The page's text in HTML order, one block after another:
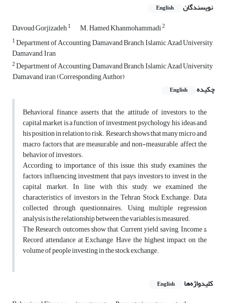
نویسندگان English
Davoud Gorjizadeh1 M. Hamed Khanmohammadi2
1Department of Accounting, Damavand Branch, Islamic Azad University,
Damavand, Iran
2Department of Accounting, Damavand Branch, Islamic Azad University
,Damavand, iran (Corresponding Author)
چکیده
English
Behavioral finance asserts that the attitude of investors to the
capital market is a function of investment psychology, his ideas and
his position in relation to risk. Research shows that many micro and
macro factors that are measurable and non-measurable, affect the
behavior of investors.
According to importance of this issue, this study examines the
factors influencing investment that pays investors to invest in the
capital market. In line with this study, we examined the
characteristics of investors in the Tehran Stock Exchange. Data
collected through questionnaires. Using multiple regression
analysis is the relationship between the variables is measured.
The Research outcomes show that, Current yield, saving, Income &
Record attendance at Exchange, Have the highest impact on the
volume of people investing in the stock exchange.
کلیدواژه‌ها English